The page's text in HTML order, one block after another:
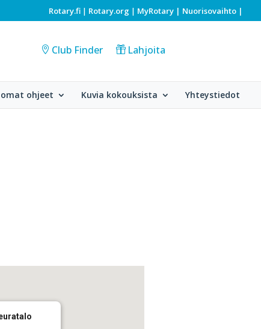
Rotary.fi | Rotary.org | MyRotary | Nuorisovaihto |
Club Finder Lahjoita
ohjeet Kuvia kokouksista Yhteystiedot